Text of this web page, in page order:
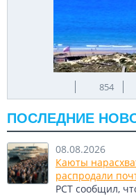
также яркое и жаркое!
Наш сайт предлагает
вам наслаждаться
любое время суток. Это
регистрации и
можете следить за
обстановкой на пляжах в
Стриминг-сервис
быть в курсе событий, не
Преимущества
сайта для
Кошта-да-
854
ПОСЛЕДНИЕ
08.08.2026
Каюты
распродали
РСТ сообщил,